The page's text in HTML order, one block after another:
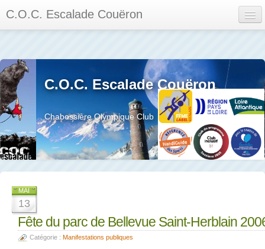
C.O.C. Escalade Couëron
Calendrier des événements et des compétitions
Les membres
Les séances
Privée
La salle et le mur
C.O.C. Escalade Couëron
Chabossière Olympique Club
MAI
13
Fête du parc de Bellevue Saint-Herblain
Catégorie : Manifestations publiques